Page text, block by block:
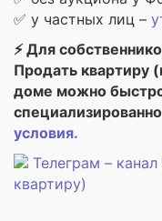
✅ у частных лиц –
⚡ Для
Продать квартиру
доме можно
условия.
Телеграм –
квартиру)